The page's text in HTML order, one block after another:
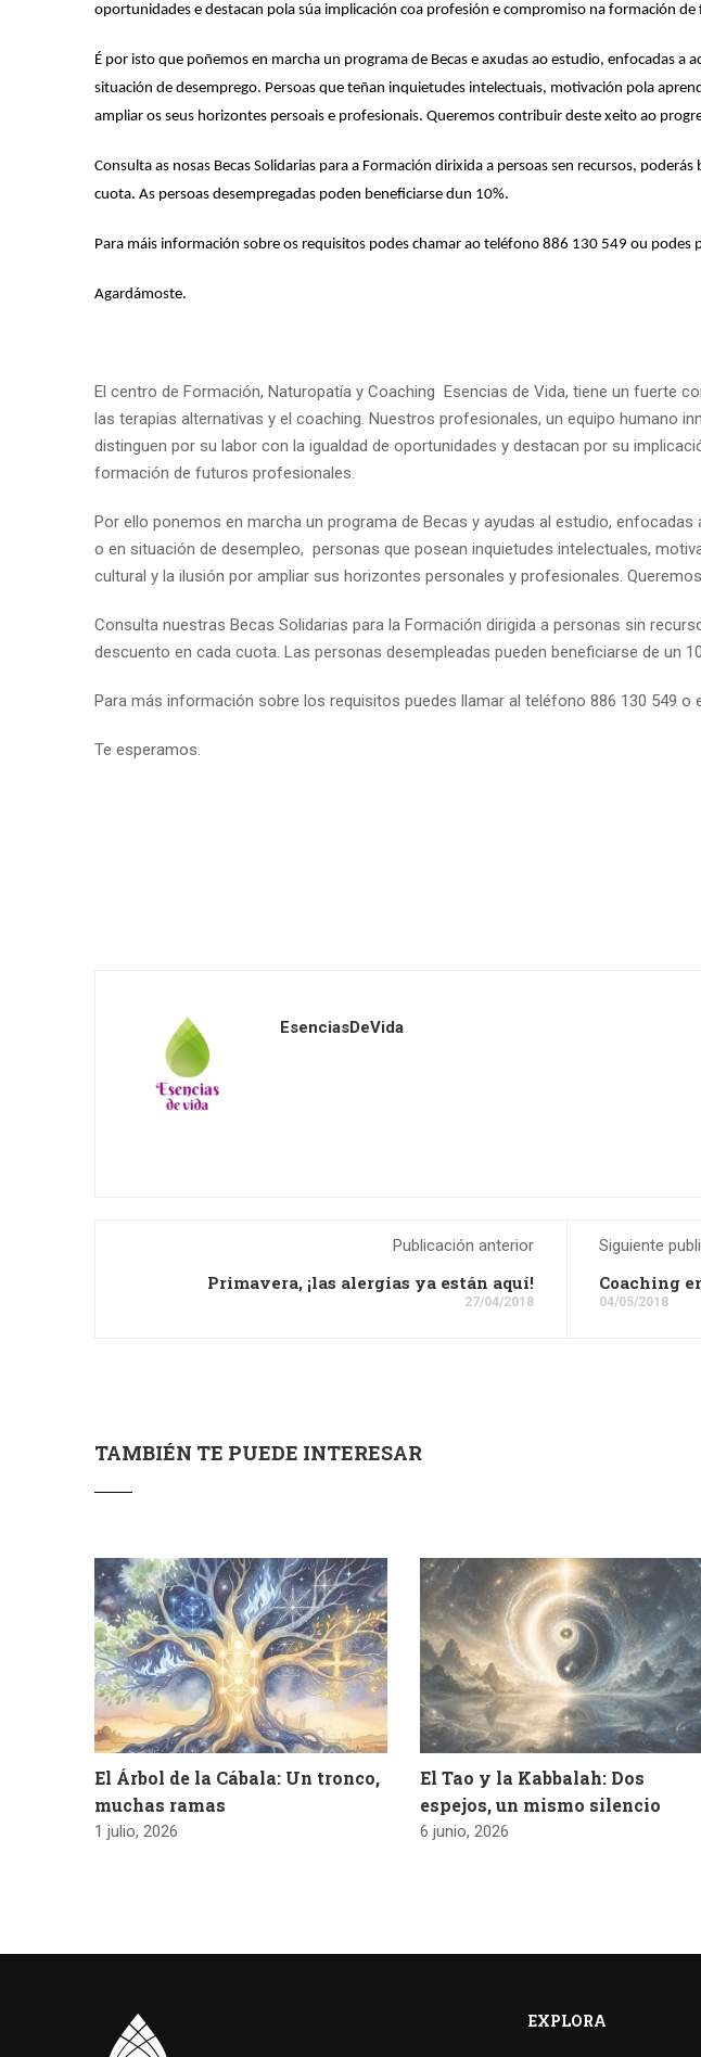
oportunidades e destacan pola súa implicación coa profesión e compromiso na formación
É por isto que poñemos en marcha un programa de Becas e axudas ao estudio, enfocadas a
situación de desemprego. Persoas que teñan inquietudes intelectuais, motivación pola
ampliar os seus horizontes persoais e profesionais. Queremos contribuir deste xeito ao
Consulta as nosas Becas Solidarias para a Formación dirixida a persoas sen recursos,
cuota. As persoas desempregadas poden beneficiarse dun 10%.
Para máis información sobre os requisitos podes chamar ao teléfono 886 130 549 ou podes
Agardámoste.
El centro de Formación, Naturopatía y Coaching Esencias de Vida, tiene un fuerte
las terapias alternativas y el coaching. Nuestros profesionales, un equipo humano
distinguen por su labor con la igualdad de oportunidades y destacan por su
formación de futuros profesionales.
Por ello ponemos en marcha un programa de Becas y ayudas al estudio,
o en situación de desempleo, personas que posean inquietudes intelectuales,
cultural y la ilusión por ampliar sus horizontes personales y profesionales.
Consulta nuestras Becas Solidarias para la Formación dirigida a personas sin
descuento en cada cuota. Las personas desempleadas pueden beneficiarse de un
Para más información sobre los requisitos puedes llamar al teléfono 886 130 549 o
Te esperamos.
EsenciasDeVida
Publicación anterior
Primavera, ¡las alergias ya están aquí!
27/04/2018
Siguiente
Coaching
04/05/2018
TAMBIÉN TE PUEDE INTERESAR
El Árbol de la Cábala: Un tronco,
muchas ramas
1 julio, 2026
El Tao y la Kabbalah: Dos
espejos, un mismo silencio
6 junio, 2026
EXPLORA